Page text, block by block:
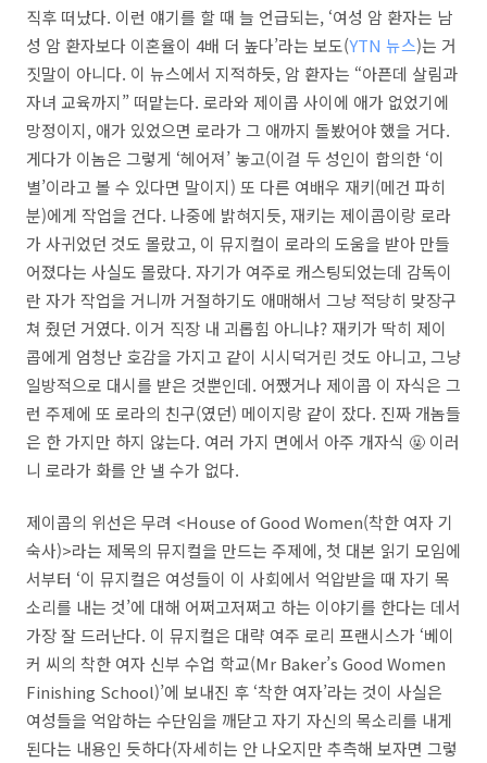
직후 떠났다. 이런 얘기를 할 때 늘 언급되는, ‘여성 암 환자는 남
성 암 환자보다 이혼율이 4배 더 높다’라는 보도(YTN 뉴스)는 거
짓말이 아니다. 이 뉴스에서 지적하듯, 암 환자는 “아픈데 살림과
자녀 교육까지” 떠맡는다. 로라와 제이콥 사이에 애가 없었기에
망정이지, 애가 있었으면 로라가 그 애까지 돌봤어야 했을 거다.
게다가 이놈은 그렇게 ‘헤어져’ 놓고(이걸 두 성인이 합의한 ‘이
별’이라고 볼 수 있다면 말이지) 또 다른 여배우 재키(메건 파히
분)에게 작업을 건다. 나중에 밝혀지듯, 재키는 제이콥이랑 로라
가 사귀었던 것도 몰랐고, 이 뮤지컬이 로라의 도움을 받아 만들
어졌다는 사실도 몰랐다. 자기가 여주로 캐스팅되었는데 감독이
란 자가 작업을 거니까 거절하기도 애매해서 그냥 적당히 맞장구
쳐 줬던 거였다. 이거 직장 내 괴롭힘 아니냐? 재키가 딱히 제이
콥에게 엄청난 호감을 가지고 같이 시시덕거린 것도 아니고, 그냥
일방적으로 대시를 받은 것뿐인데. 어쨌거나 제이콥 이 자식은 그
런 주제에 또 로라의 친구(였던) 메이지랑 같이 잤다. 진짜 개놈들
은 한 가지만 하지 않는다. 여러 가지 면에서 아주 개자식 🤬 이러
니 로라가 화를 안 낼 수가 없다.
제이콥의 위선은 무려 <House of Good Women(착한 여자 기
숙사)>라는 제목의 뮤지컬을 만드는 주제에, 첫 대본 읽기 모임에
서부터 ‘이 뮤지컬은 여성들이 이 사회에서 억압받을 때 자기 목
소리를 내는 것’에 대해 어쩌고저쩌고 하는 이야기를 한다는 데서
가장 잘 드러난다. 이 뮤지컬은 대략 여주 로리 프랜시스가 ‘베이
커 씨의 착한 여자 신부 수업 학교(Mr Baker’s Good Women
Finishing School)’에 보내진 후 ‘착한 여자’라는 것이 사실은
여성들을 억압하는 수단임을 깨닫고 자기 자신의 목소리를 내게
된다는 내용인 듯하다(자세히는 안 나오지만 추측해 보자면 그렇